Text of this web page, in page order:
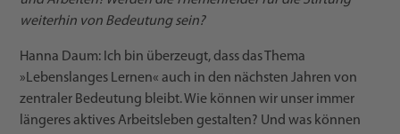
weiterhin von Bedeutung sein?
Hanna Daum: Ich bin überzeugt, dass das Thema
»Lebenslanges Lernen« auch in den nächsten Jahren von
zentraler Bedeutung bleibt. Wie können wir unser immer
längeres aktives Arbeitsleben gestalten? Und was können